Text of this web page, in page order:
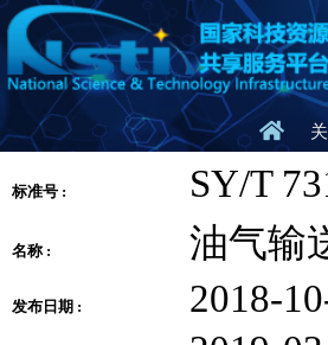
标准号 : SY/T
名称 : 油气输
发布日期 : 2018-